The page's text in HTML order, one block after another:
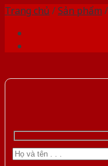
Trang chủ /Sản phẩm /